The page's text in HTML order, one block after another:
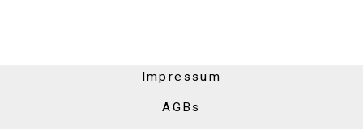
Impressum
AGBs